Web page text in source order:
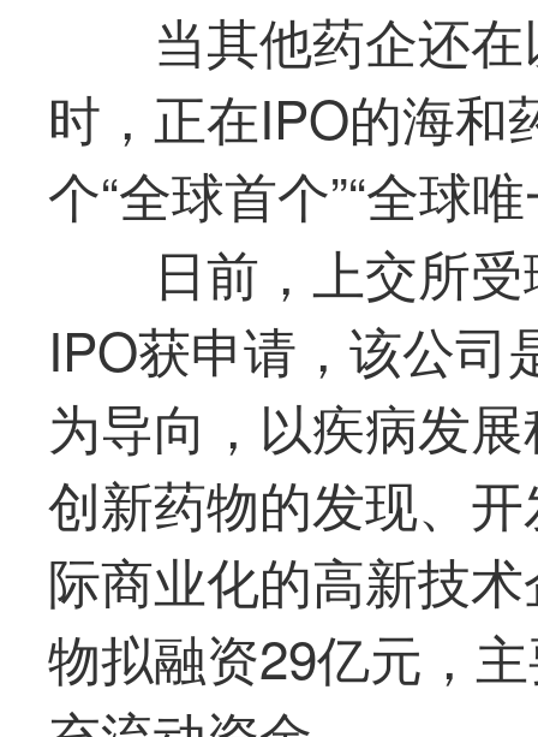
当其他药企还
时，正在IPO的海和
个“全球首个”“全球
日前，上交所
IPO获申请，该公司
为导向，以疾病发
创新药物的发现、
际商业化的高新技
物拟融资29亿元，